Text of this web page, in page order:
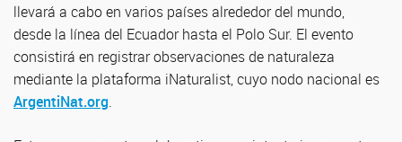
llevará a cabo en varios países alrededor del mundo,
desde la línea del Ecuador hasta el Polo Sur. El evento
consistirá en registrar observaciones de naturaleza
mediante la plataforma iNaturalist, cuyo nodo nacional es
ArgentiNat.org.